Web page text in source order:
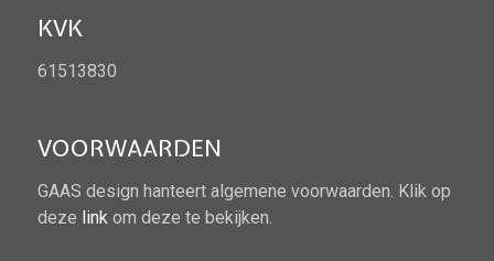
KVK
61513830
VOORWAARDEN
GAAS design hanteert algemene voorwaarden. Klik op
deze linkom deze te bekijken.